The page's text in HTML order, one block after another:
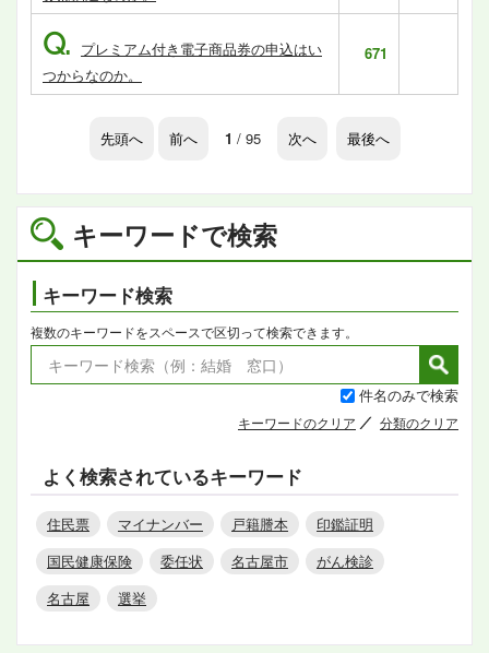
キーワードで検索
キーワード検索
複数のキーワードをスペースで区切って検索できます。
件名のみで検索
キーワードのクリア 分類のクリア
よく検索されているキーワード
住民票 マイナンバー 戸籍謄本
印鑑証明
国民健康保険
委任状 名古屋市
がん検診
名古屋
選挙
Q. プレミアム付き電子商品券の申込はい
つからなのか。
671
先頭へ 前へ 1 / 95 次へ 最後へ